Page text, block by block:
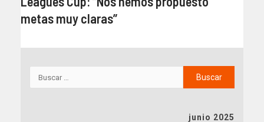
metas muy claras”
junio 2025